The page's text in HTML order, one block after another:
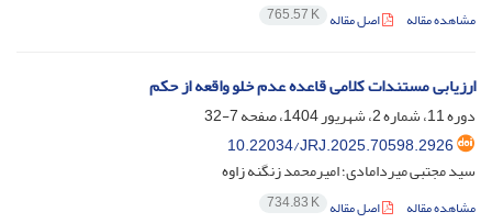
مشاهده مقاله اصل مقاله 765.57 K
ارزیابی مستندات کلامی قاعده عدم خلو واقعه از حکم
دوره 11، شماره 2، شهریور 1404، صفحه
7-32
10.22034/JRJ.2025.70598.2926
سید مجتبی میردامادی؛ امیرمحمد زنگنه زاوه
مشاهده مقاله اصل مقاله 734.83 K